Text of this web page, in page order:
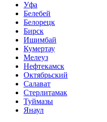
Уфа
Белебей
Белорецк
Бирск
Ишимбай
Кумертау
Мелеуз
Нефтекамск
Октябрьский
Салават
Стерлитамак
Туймазы
Янаул